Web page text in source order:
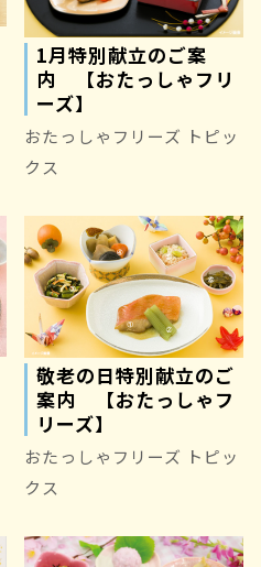
1月特別献立のご案
内 【おたっしゃフリ
ーズ】
おたっしゃフリーズ トピッ
クス
敬老の日特別献立のご
案内 【おたっしゃフ
リーズ】
おたっしゃフリーズ トピッ
クス